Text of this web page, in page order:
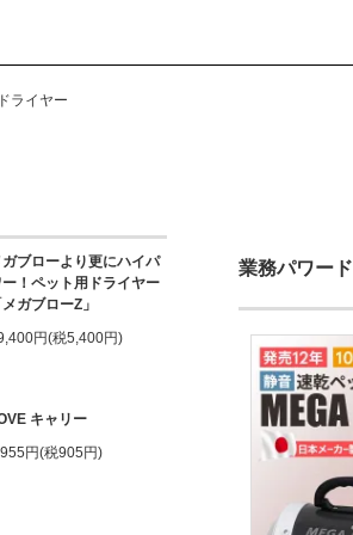
ライヤー
ガブローより更にハイパ
ー！ペット用ドライヤー
メガブローZ」
円(税5,400円)
キャリー
円(税905円)
業務パワー